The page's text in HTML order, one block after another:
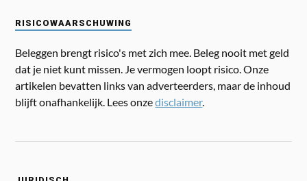
RISICOWAARSCHUWING
Beleggen brengt risico's met zich mee. Beleg nooit met geld
dat je niet kunt missen. Je vermogen loopt risico. Onze
artikelen bevatten links van adverteerders, maar de inhoud
blijft onafhankelijk. Lees onzedisclaimer.